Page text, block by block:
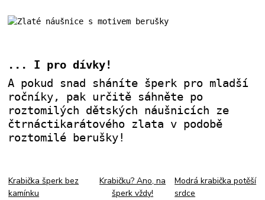
... I pro dívky!
A pokud snad sháníte šperk pro mladší
ročníky, pak určitě sáhněte po
roztomilých dětských náušnicích ze
čtrnáctikarátového zlata v podobě
roztomilé berušky!
Krabička šperk bez
kamínku
Krabičku? Ano, na
šperk vždy!
Modrá krabička potěší
srdce